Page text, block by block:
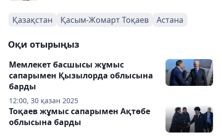
Қазақстан Қасым-Жомарт Тоқаев Астана
Оқи отырыңыз
12:00, 30 қазан 2025
Мемлекет басшысы жұмыс
сапарымен Қызылорда облысына
барды
Тоқаев жұмыс сапарымен Ақтөбе
облысына барды